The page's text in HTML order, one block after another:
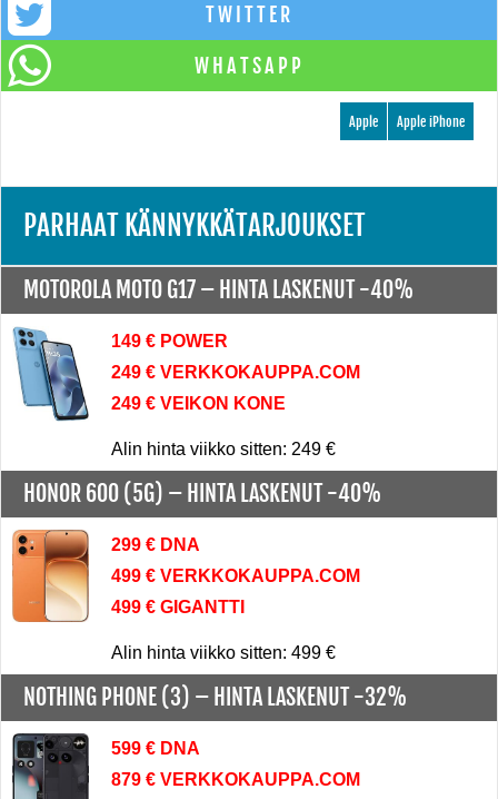
TWITTER
WHATSAPP
Apple iPhone
Apple
PARHAAT KÄNNYKKÄTARJOUKSET
MOTOROLA MOTO G17 – HINTA LASKENUT -40%
149 € POWER
249 € VERKKOKAUPPA.COM
249 € VEIKON KONE
Alin hinta viikko sitten: 249 €
HONOR 600 (5G) – HINTA LASKENUT -40%
299 € DNA
499 € VERKKOKAUPPA.COM
499 € GIGANTTI
Alin hinta viikko sitten: 499 €
NOTHING PHONE (3) – HINTA LASKENUT -32%
599 € DNA
879 € VERKKOKAUPPA.COM